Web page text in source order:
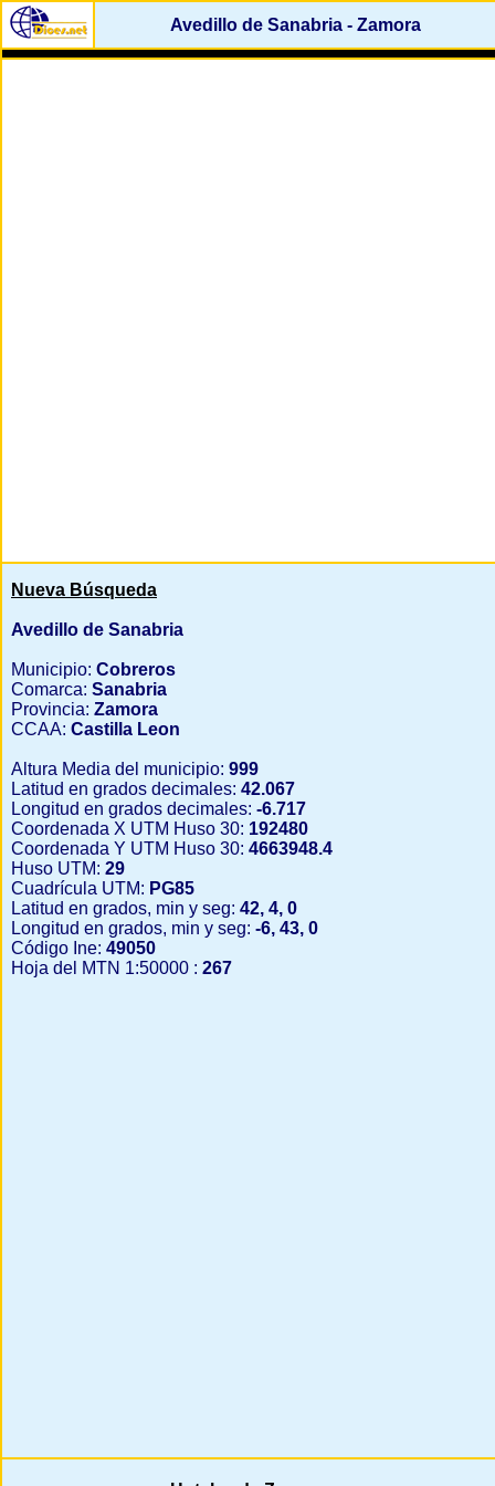
Avedillo de Sanabria - Zamora
Nueva Búsqueda
Avedillo de Sanabria
Municipio: Cobreros
Comarca: Sanabria
Provincia: Zamora
CCAA: Castilla Leon
Altura Media del municipio: 999
Latitud en grados decimales: 42.067
Longitud en grados decimales: -6.717
Coordenada X UTM Huso 30: 192480
Coordenada Y UTM Huso 30: 4663948.4
Huso UTM: 29
Cuadrícula UTM: PG85
Latitud en grados, min y seg: 42, 4, 0
Longitud en grados, min y seg: -6, 43, 0
Código Ine: 49050
Hoja del MTN 1:50000 : 267